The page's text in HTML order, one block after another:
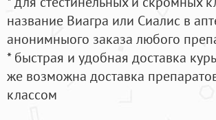
название Виагра или Сиалис в
анонимныого заказа любого
* быстрая и удобная доставка
же возможна доставка
классом